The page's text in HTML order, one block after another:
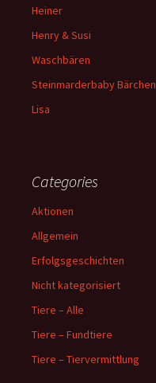
Heiner
Henry & Susi
Waschbären
Steinmarderbaby Bärchen
Lisa
Categories
Aktionen
Allgemein
Erfolgsgeschichten
Nicht kategorisiert
Tiere – Alle
Tiere – Fundtiere
Tiere – Tiervermittlung